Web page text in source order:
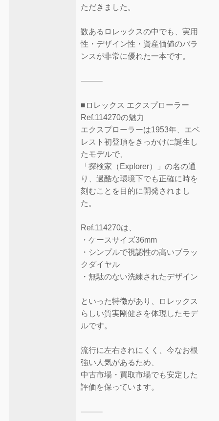
ただきました。
数あるロレックスの中でも、実用
性・デザイン性・資産価値のバラ
ンスが非常に優れた一本です。
⸻
■ロレックス エクスプローラー
Ref.114270の魅力
エクスプローラーは1953年、エベ
レスト初登頂をきっかけに誕生し
たモデルで、
「探検家（Explorer）」の名の通
り、過酷な環境下でも正確に時を
刻むことを目的に開発されまし
た。
Ref.114270は、
・ケースサイズ36mm
・シンプルで視認性の高いブラッ
クダイヤル
・無駄のない洗練されたデザイン
といった特徴があり、ロレックス
らしい質実剛健さを体現したモデ
ルです。
流行に左右されにくく、今なお根
強い人気があるため、
中古市場・買取市場でも安定した
評価を保っています。
⸻